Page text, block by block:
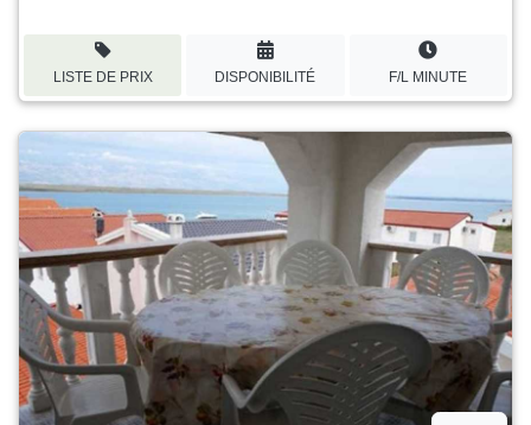
LISTE DE PRIX DISPONIBILITÉ F/L MINUTE